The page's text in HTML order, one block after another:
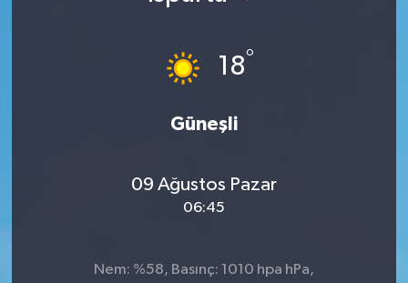
18°
Güneşli
09 Ağustos Pazar
06:45
Nem: %58, Basınç: 1010 hpa hPa,